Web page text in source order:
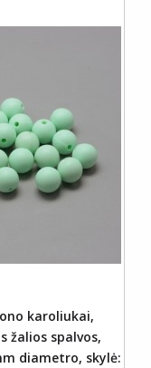
karoliukai,
žalios spalvos,
diametro, skylė: